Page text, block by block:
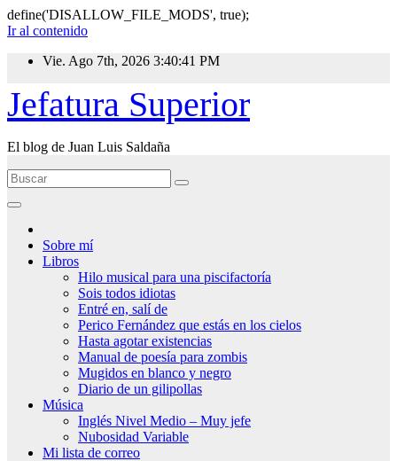
define('DISALLOW_FILE_MODS', true);
Ir al contenido
Vie. Ago 7th, 2026 3:40:41 PM
Jefatura Superior
El blog de Juan Luis Saldaña
Sobre mí
Libros
Hilo musical para una piscifactoría
Sois todos idiotas
Entré en, salí de
Perico Fernández que estás en los cielos
Hasta agotar existencias
Manual de poesía para zombis
Mugidos en blanco y negro
Diario de un gilipollas
Música
Inglés Nivel Medio – Muy jefe
Nubosidad Variable
Mi lista de correo